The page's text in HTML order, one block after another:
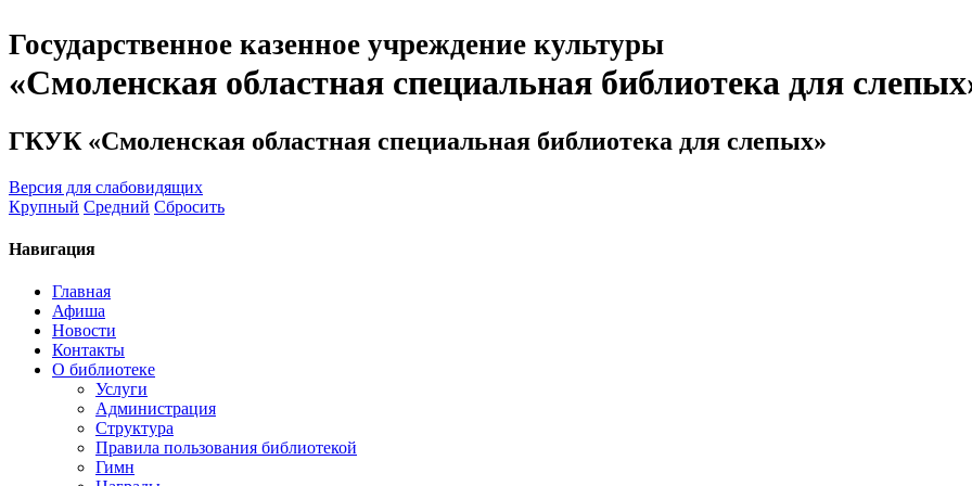
Государственное казенное учреждение культуры
«Смоленская областная специальная библиотека для
ГКУК «Смоленская областная специальная библиотека для слепых»
Версия для слабовидящих
Крупный Средний Сбросить
Навигация
Главная
Афиша
Новости
Контакты
О библиотеке
Услуги
Администрация
Структура
Правила пользования библиотекой
Гимн